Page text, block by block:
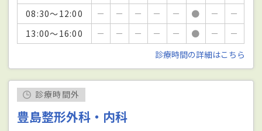
08:30～12:00
－ － － － － ● －
－
13:00～16:00
－ － － － － ● －
－
診療時間の詳細はこちら
診療時間外
豊島整形外科・内科